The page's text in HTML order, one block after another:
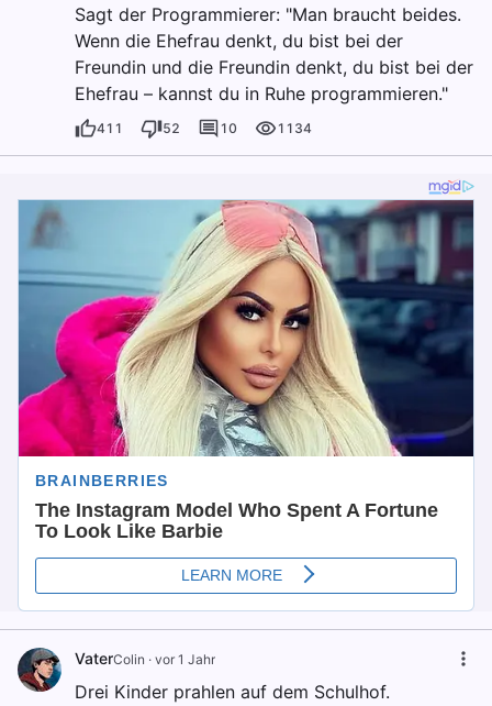
Sagt der Programmierer: "Man braucht beides.
Wenn die Ehefrau denkt, du bist bei der
Freundin und die Freundin denkt, du bist bei der
Ehefrau – kannst du in Ruhe programmieren."
411 52 10 1134
VaterColin · vor 1 Jahr
Drei Kinder prahlen auf dem Schulhof.